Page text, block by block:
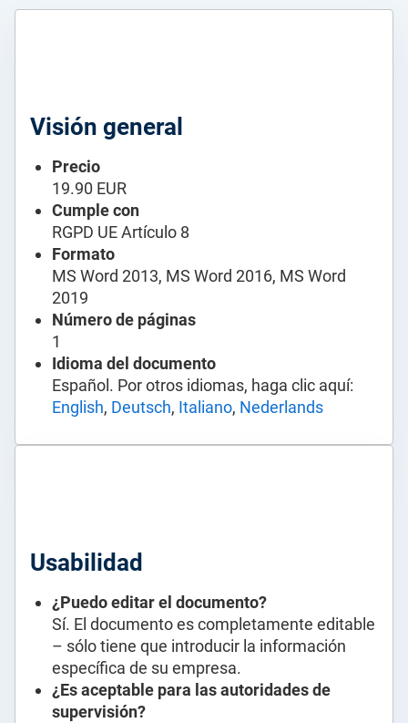
Visión general
Precio
19.90 EUR
Cumple con
RGPD UE Artículo 8
Formato
MS Word 2013, MS Word 2016, MS Word
2019
Número de páginas
1
Idioma del documento
Español. Por otros idiomas, haga clic aquí:
English, Deutsch, Italiano, Nederlands
Usabilidad
¿Puedo editar el documento?
Sí. El documento es completamente editable
– sólo tiene que introducir la información
específica de su empresa.
¿Es aceptable para las autoridades de
supervisión?